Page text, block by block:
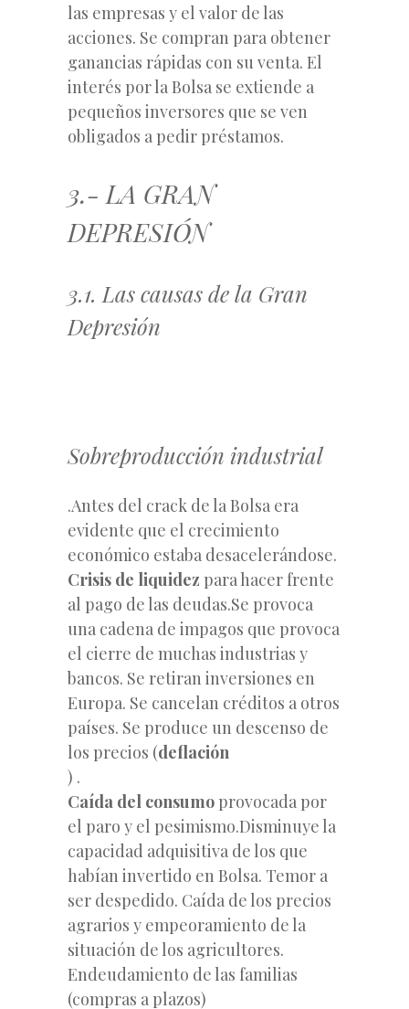
las empresas y el valor de las
acciones. Se compran para obtener
ganancias rápidas con su venta. El
interés por la Bolsa se extiende a
pequeños inversores que se ven
obligados a pedir préstamos.
3.- LA GRAN
DEPRESIÓN
3.1. Las causas de la Gran
Depresión
Sobreproducción industrial
.Antes del crack de la Bolsa era
evidente que el crecimiento
económico estaba desacelerándose.
Crisis de liquidez para hacer frente
al pago de las deudas.Se provoca
una cadena de impagos que provoca
el cierre de muchas industrias y
bancos. Se retiran inversiones en
Europa. Se cancelan créditos a otros
países. Se produce un descenso de
los precios (deflación
) .
Caída del consumo provocada por
el paro y el pesimismo.Disminuye la
capacidad adquisitiva de los que
habían invertido en Bolsa. Temor a
ser despedido. Caída de los precios
agrarios y empeoramiento de la
situación de los agricultores.
Endeudamiento de las familias
(compras a plazos)